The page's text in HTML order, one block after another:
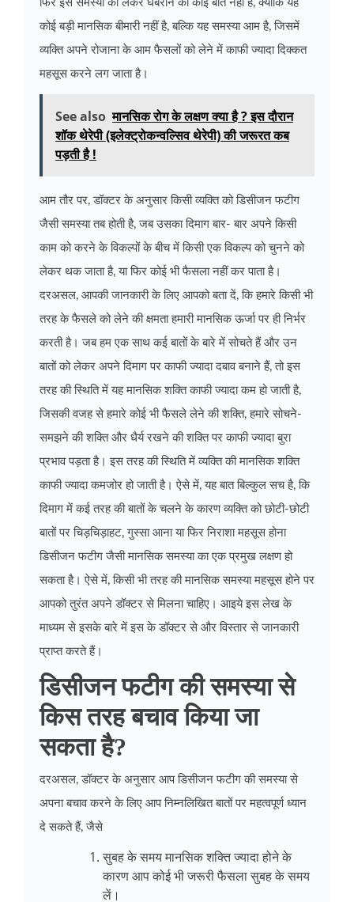
फिर इस समस्या को लेकर घबराने की कोई बात नहीं है, क्योंकि यह
कोई बड़ी मानसिक बीमारी नहीं है, बल्कि यह समस्या आम है, जिसमें
व्यक्ति अपने रोजाना के आम फैसलों को लेने में काफी ज्यादा दिक्कत
महसूस करने लग जाता है।
See also मानसिक रोग के लक्षण क्या है ? इस दौरान
शॉक थेरेपी (इलेक्ट्रोकन्वल्सिव थेरेपी) की जरूरत कब
पड़ती है !
आम तौर पर, डॉक्टर के अनुसार किसी व्यक्ति को डिसीजन फटीग
जैसी समस्या तब होती है, जब उसका दिमाग बार- बार अपने किसी
काम को करने के विकल्पों के बीच में किसी एक विकल्प को चुनने को
लेकर थक जाता है, या फिर कोई भी फैसला नहीं कर पाता है।
दरअसल, आपकी जानकारी के लिए आपको बता दें, कि हमारे किसी भी
तरह के फैसले को लेने की क्षमता हमारी मानसिक ऊर्जा पर ही निर्भर
करती है। जब हम एक साथ कई बातों के बारे में सोचते हैं और उन
बातों को लेकर अपने दिमाग पर काफी ज्यादा दबाव बनाने हैं, तो इस
तरह की स्थिति में यह मानसिक शक्ति काफी ज्यादा कम हो जाती है,
जिसकी वजह से हमारे कोई भी फैसले लेने की शक्ति, हमारे सोचने-
समझने की शक्ति और धैर्य रखने की शक्ति पर काफी ज्यादा बुरा
प्रभाव पड़ता है। इस तरह की स्थिति में व्यक्ति की मानसिक शक्ति
काफी ज्यादा कमजोर हो जाती है। ऐसे में, यह बात बिल्कुल सच है, कि
दिमाग में कई तरह की बातों के चलने के कारण व्यक्ति को छोटी-छोटी
बातों पर चिड़चिड़ाहट, गुस्सा आना या फिर निराशा महसूस होना
डिसीजन फटीग जैसी मानसिक समस्या का एक प्रमुख लक्षण हो
सकता है। ऐसे में, किसी भी तरह की मानसिक समस्या महसूस होने पर
आपको तुरंत अपने डॉक्टर से मिलना चाहिए। आइये इस लेख के
माध्यम से इसके बारे में इस के डॉक्टर से और विस्तार से जानकारी
प्राप्त करते हैं।
डिसीजन फटीग की समस्या से
किस तरह बचाव किया जा
सकता है?
दरअसल, डॉक्टर के अनुसार आप डिसीजन फटीग की समस्या से
अपना बचाव करने के लिए आप निम्नलिखित बातों पर महत्वपूर्ण ध्यान
दे सकते हैं, जैसे
सुबह के समय मानसिक शक्ति ज्यादा होने के
कारण आप कोई भी जरूरी फैसला सुबह के समय
लें।